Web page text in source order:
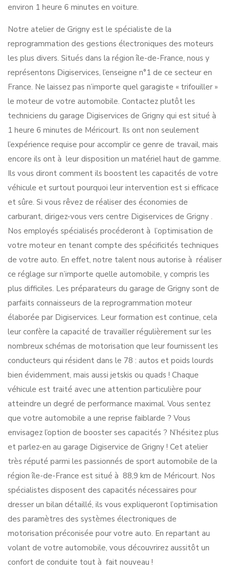
environ 1 heure 6 minutes en voiture.
Notre atelier de Grigny est le spécialiste de la
reprogrammation des gestions électroniques des moteurs
les plus divers. Situés dans la région île-de-France, nous y
représentons Digiservices, l’enseigne n°1 de ce secteur en
France. Ne laissez pas n’importe quel garagiste « trifouiller »
le moteur de votre automobile. Contactez plutôt les
techniciens du garage Digiservices de Grigny qui est situé à
1 heure 6 minutes de Méricourt. Ils ont non seulement
l’expérience requise pour accomplir ce genre de travail, mais
encore ils ont à leur disposition un matériel haut de gamme.
Ils vous diront comment ils boostent les capacités de votre
véhicule et surtout pourquoi leur intervention est si efficace
et sûre. Si vous rêvez de réaliser des économies de
carburant, dirigez-vous vers centre Digiservices de Grigny .
Nos employés spécialisés procéderont à l’optimisation de
votre moteur en tenant compte des spécificités techniques
de votre auto. En effet, notre talent nous autorise à réaliser
ce réglage sur n’importe quelle automobile, y compris les
plus difficiles. Les préparateurs du garage de Grigny sont de
parfaits connaisseurs de la reprogrammation moteur
élaborée par Digiservices. Leur formation est continue, cela
leur confère la capacité de travailler régulièrement sur les
nombreux schémas de motorisation que leur fournissent les
conducteurs qui résident dans le 78 : autos et poids lourds
bien évidemment, mais aussi jetskis ou quads ! Chaque
véhicule est traité avec une attention particulière pour
atteindre un degré de performance maximal. Vous sentez
que votre automobile a une reprise faiblarde ? Vous
envisagez l’option de booster ses capacités ? N’hésitez plus
et parlez-en au garage Digiservice de Grigny ! Cet atelier
très réputé parmi les passionnés de sport automobile de la
région île-de-France est situé à 88,9 km de Méricourt. Nos
spécialistes disposent des capacités nécessaires pour
dresser un bilan détaillé, ils vous expliqueront l’optimisation
des paramètres des systèmes électroniques de
motorisation préconisée pour votre auto. En repartant au
volant de votre automobile, vous découvrirez aussitôt un
confort de conduite tout à fait nouveau !